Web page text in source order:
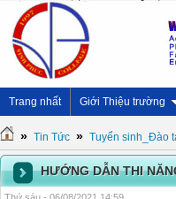
Trang nhất Giới Thiệu trường
» Tin Tức » Tuyển sinh_Đào
HƯỚNG DẪN THI